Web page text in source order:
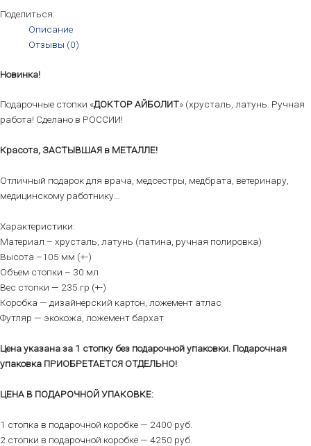
Поделиться:
Описание
Отзывы (0)
Новинка!
Подарочные стопки «ДОКТОР АЙБОЛИТ» (хрусталь, латунь. Ручная
работа! Сделано в РОССИИ!
Красота, ЗАСТЫВШАЯ в МЕТАЛЛЕ!
Отличный подарок для врача, медсестры, медбрата, ветеринару,
медицинскому работнику…
Характеристики:
Материал – хрусталь, латунь (патина, ручная полировка)
Высота –105 мм (+-)
Объем стопки – 30 мл
Вес стопки — 235 гр (+-)
Коробка — дизайнерский картон, ложемент атлас
Футляр — экокожа, ложемент бархат
Цена указана за 1 стопку без подарочной упаковки. Подарочная
упаковка ПРИОБРЕТАЕТСЯ ОТДЕЛЬНО!
ЦЕНА В ПОДАРОЧНОЙ УПАКОВКЕ:
1 стопка в подарочной коробке — 2400 руб.
2 стопки в подарочной коробке — 4250 руб.